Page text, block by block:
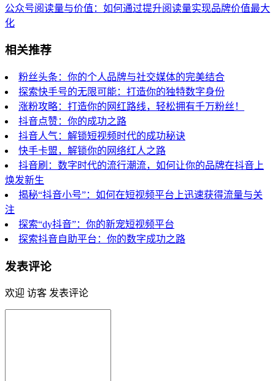
公众号阅读量与价值：如何通过提升阅读量实现品牌价值最大
化
相关推荐
粉丝头条：你的个人品牌与社交媒体的完美结合
探索快手号的无限可能：打造你的独特数字身份
涨粉攻略：打造你的网红路线，轻松拥有千万粉丝！
抖音点赞：你的成功之路
抖音人气：解锁短视频时代的成功秘诀
快手卡盟，解锁你的网络红人之路
抖音刷：数字时代的流行潮流，如何让你的品牌在抖音上
焕发新生
揭秘“抖音小号”：如何在短视频平台上迅速获得流量与关
注
探索“dy抖音”：你的新宠短视频平台
探索抖音自助平台：你的数字成功之路
发表评论
欢迎 访客 发表评论